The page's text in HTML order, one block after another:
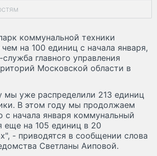
коммунальной техники
на 100 единиц с начала января,
главного управления
Московской области в
мы уже распределили 213 единиц
В этом году мы продолжаем
с начала января коммунальный
еще на 105 единиц в 20
- приводятся в сообщении слова
Светланы Аиповой.